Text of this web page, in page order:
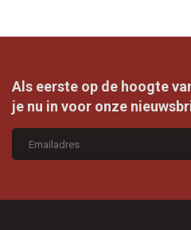
Als eerste op de hoogte
je nu in voor onze